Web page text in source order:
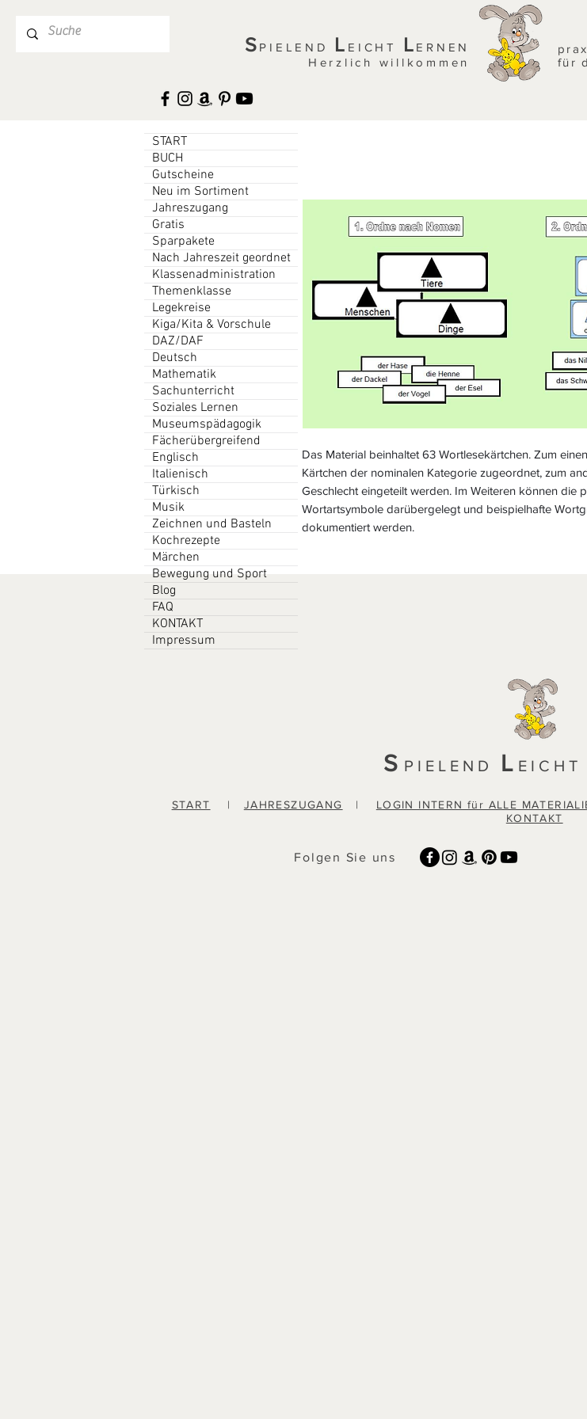
S PIELEND L EICHT L ERNEN
Herzlich willkommen
für
Das Material beinhaltet 63 Wortlesekärtchen. Zum
Kärtchen der nominalen Kategorie zugeordnet, zum
Geschlecht eingeteilt werden. Im Weiteren können die
Wortartsymbole darübergelegt und beispielhafte
dokumentiert werden.
START
BUCH
Gutscheine
Neu im Sortiment
Jahreszugang
Gratis
Sparpakete
Nach Jahreszeit geordnet
Klassenadministration
Themenklasse
Legekreise
Kiga/Kita & Vorschule
DAZ/DAF
Deutsch
Mathematik
Sachunterricht
Soziales Lernen
Museumspädagogik
Fächerübergreifend
Englisch
Italienisch
Türkisch
Musik
Zeichnen und Basteln
Kochrezepte
Märchen
Bewegung und Sport
Blog
FAQ
KONTAKT
Impressum
S PIELEND L EICHT
START | JAHRESZUGANG | LOGIN INTERN für ALLE
KONTAKT
Folgen Sie uns